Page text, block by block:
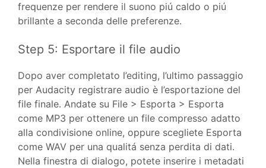
frequenze per rendere il suono piú caldo o piú
brillante a seconda delle preferenze.
Step 5: Esportare il file audio
Dopo aver completato l’editing, l’ultimo passaggio
per Audacity registrare audio è l’esportazione del
file finale. Andate su File > Esporta > Esporta
come MP3 per ottenere un file compresso adatto
alla condivisione online, oppure scegliete Esporta
come WAV per una qualitá senza perdita di dati.
Nella finestra di dialogo, potete inserire i metadati